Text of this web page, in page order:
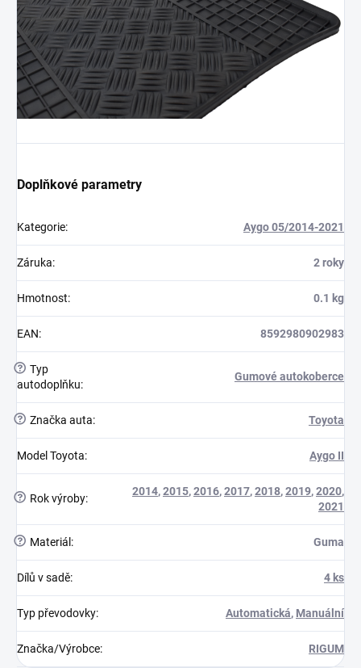
Doplňkové parametry
Kategorie: Aygo 05/2014-2021
Záruka: 2 roky
Hmotnost: 0.1 kg
EAN: 8592980902983
? Typ
autodoplňku:
Gumové autokoberce
? Značka auta: Toyota
Model Toyota: Aygo II
? Rok výroby:
2014,2015,2016,2017,2018,2019,2020,
2021
? Materiál : Guma
Dílů v sadě: 4 ks
Typ převodovky: Automatická, Manuální
Značka/Výrobce: RIGUM